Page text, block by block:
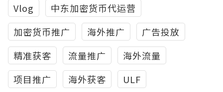
Vlog
中东加密货币代运营
加密货币推广
海外推广
广告投放
精准获客
流量推广
海外流量
项目推广
海外获客 ULF